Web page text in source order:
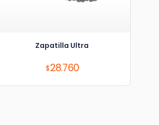
Zapatilla Ultra
Precio:
28.760